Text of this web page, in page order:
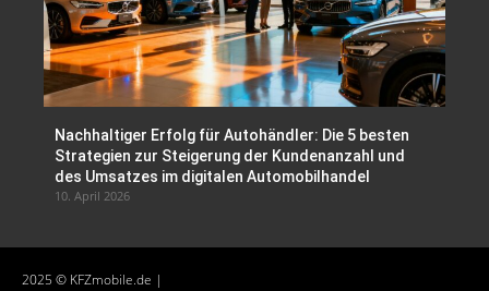
Nachhaltiger Erfolg für Autohändler: Die 5 besten
Strategien zur Steigerung der Kundenanzahl und
des Umsatzes im digitalen Automobilhandel
10. April 2026
2025 © KFZmobile.de |